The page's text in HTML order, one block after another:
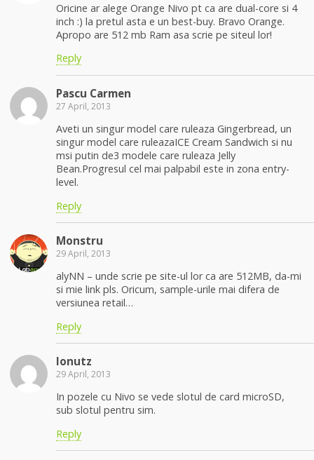
Oricine ar alege Orange Nivo pt ca are dual-core si 4
inch :) la pretul asta e un best-buy. Bravo Orange.
Apropo are 512 mb Ram asa scrie pe siteul lor!
Reply
Pascu Carmen
27 April, 2013
Aveti un singur model care ruleaza Gingerbread, un
singur model care ruleazaICE Cream Sandwich si nu
msi putin de3 modele care ruleaza Jelly
Bean.Progresul cel mai palpabil este in zona entry-
level.
Reply
Monstru
29 April, 2013
alyNN – unde scrie pe site-ul lor ca are 512MB, da-mi
si mie link pls. Oricum, sample-urile mai difera de
versiunea retail…
Reply
Ionutz
29 April, 2013
In pozele cu Nivo se vede slotul de card microSD,
sub slotul pentru sim.
Reply